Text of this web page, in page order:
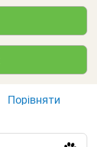
Порівняти